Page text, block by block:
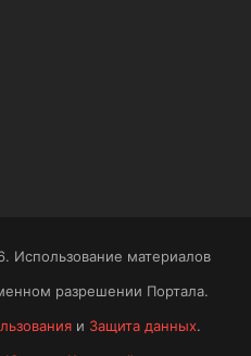
Использование материалов
разрешении Портала.
и Защита данных.